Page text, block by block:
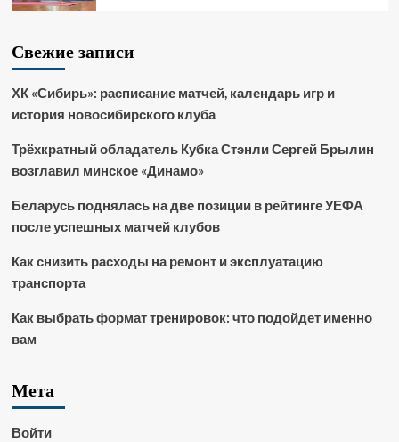
Свежие записи
ХК «Сибирь»: расписание матчей, календарь игр и
история новосибирского клуба
Трёхкратный обладатель Кубка Стэнли Сергей Брылин
возглавил минское «Динамо»
Беларусь поднялась на две позиции в рейтинге УЕФА
после успешных матчей клубов
Как снизить расходы на ремонт и эксплуатацию
транспорта
Как выбрать формат тренировок: что подойдет именно
вам
Мета
Войти